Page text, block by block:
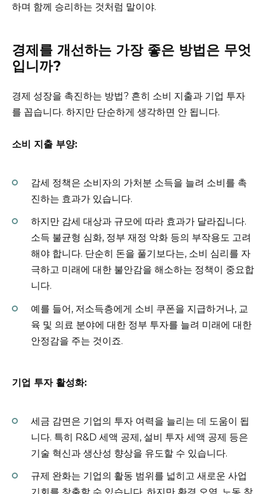
하며 함께 승리하는 것처럼 말이야.
경제를 개선하는 가장 좋은 방법은 무엇
입니까?
경제 성장을 촉진하는 방법? 흔히 소비 지출과 기업 투자
를 꼽습니다. 하지만 단순하게 생각하면 안 됩니다.
소비 지출 부양:
감세 정책은 소비자의 가처분 소득을 늘려 소비를 촉
진하는 효과가 있습니다.
하지만 감세 대상과 규모에 따라 효과가 달라집니다.
소득 불균형 심화, 정부 재정 악화 등의 부작용도 고려
해야 합니다. 단순히 돈을 풀기보다는, 소비 심리를 자
극하고 미래에 대한 불안감을 해소하는 정책이 중요합
니다.
예를 들어, 저소득층에게 소비 쿠폰을 지급하거나, 교
육 및 의료 분야에 대한 정부 투자를 늘려 미래에 대한
안정감을 주는 것이죠.
기업 투자 활성화:
세금 감면은 기업의 투자 여력을 늘리는 데 도움이 됩
니다. 특히 R&D 세액 공제, 설비 투자 세액 공제 등은
기술 혁신과 생산성 향상을 유도할 수 있습니다.
규제 완화는 기업의 활동 범위를 넓히고 새로운 사업